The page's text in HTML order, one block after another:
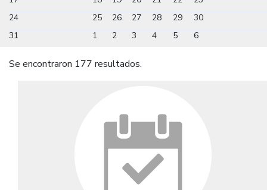
24
25 26 27 28 29
30
31
1 2 3 4 5 6
Se encontraron 177 resultados.